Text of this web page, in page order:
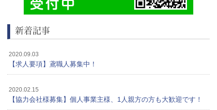
新着記事
2020.09.03
【求人要項】鳶職人募集中！
2020.02.15
【協力会社様募集】個人事業主様、1人親方の方も大歓迎です！